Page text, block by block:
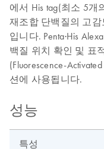
에서 His tag(최소 5개
재조합 단백질의 고
입니다. Penta·His
백질 위치 확인 및 표
(Fluorescence-
션에 사용됩니다.
성능
특성